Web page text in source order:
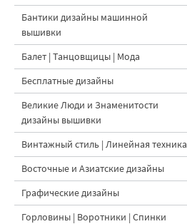
Бантики дизайны машинной
вышивки
Балет | Танцовщицы | Мода
Бесплатные дизайны
Великие Люди и Знаменитости
дизайны вышивки
Винтажный стиль | Линейная техника
Восточные и Азиатские дизайны
Графические дизайны
Горловины | Воротники | Спинки